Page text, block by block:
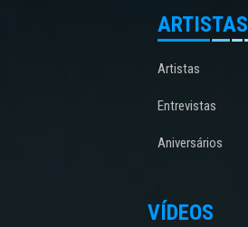
ARTISTAS
Artistas
Entrevistas
Aniversários
VÍDEOS